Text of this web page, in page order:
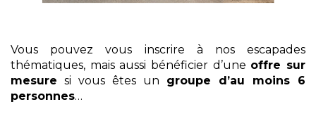
Vous pouvez vous inscrire à nos escapades
thématiques, mais aussi bénéficier d’une offre sur
mesure si vous êtes un groupe d’au moins 6
personnes…